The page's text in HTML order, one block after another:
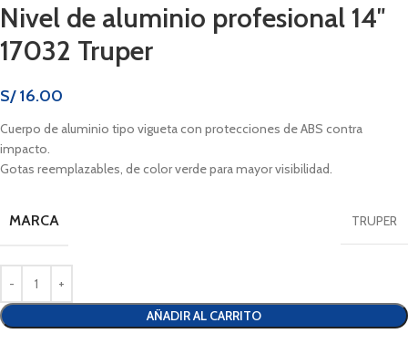
Nivel de aluminio profesional 14″
17032 Truper
S/16.00
Cuerpo de aluminio tipo vigueta con protecciones de ABS contra
impacto.
Gotas reemplazables, de color verde para mayor visibilidad.
MARCA TRUPER
AÑADIR AL CARRITO